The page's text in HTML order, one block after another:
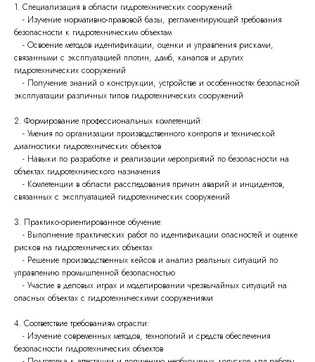
1. Специализация в области гидротехнических сооружений:
- Изучение нормативно-правовой базы, регламентирующей требования
безопасности к гидротехническим объектам
- Освоение методов идентификации, оценки и управления рисками,
связанными с эксплуатацией плотин, дамб, каналов и других
гидротехнических сооружений
- Получение знаний о конструкции, устройстве и особенностях безопасной
эксплуатации различных типов гидротехнических сооружений
2. Формирование профессиональных компетенций:
- Умения по организации производственного контроля и технической
диагностики гидротехнических объектов
- Навыки по разработке и реализации мероприятий по безопасности на
объектах гидротехнического назначения
- Компетенции в области расследования причин аварий и инцидентов,
связанных с эксплуатацией гидротехнических сооружений
3. Практико-ориентированное обучение:
- Выполнение практических работ по идентификации опасностей и оценке
рисков на гидротехнических объектах
- Решение производственных кейсов и анализ реальных ситуаций по
управлению промышленной безопасностью
- Участие в деловых играх и моделировании чрезвычайных ситуаций на
опасных объектах с гидротехническими сооружениями
4. Соответствие требованиям отрасли:
- Изучение современных методов, технологий и средств обеспечения
безопасности гидротехнических объектов